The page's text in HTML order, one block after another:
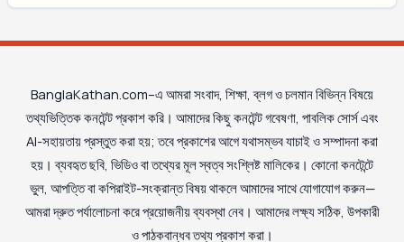
BanglaKathan.com–এ আমরা সংবাদ, শিক্ষা, ব্লগ ও চলমান বিভিন্ন বিষয়ে
তথ্যভিত্তিক কনটেন্ট প্রকাশ করি। আমাদের কিছু কনটেন্ট গবেষণা, পাবলিক সোর্স এবং
AI-সহায়তায় প্রস্তুত করা হয়; তবে প্রকাশের আগে যথাসম্ভব যাচাই ও সম্পাদনা করা
হয়। ব্যবহৃত ছবি, ভিডিও বা তথ্যের মূল স্বত্ব সংশ্লিষ্ট মালিকের। কোনো কনটেন্টে
ভুল, আপত্তি বা কপিরাইট-সংক্রান্ত বিষয় থাকলে আমাদের সাথে যোগাযোগ করুন—
আমরা দ্রুত পর্যালোচনা করে প্রয়োজনীয় ব্যবস্থা নেব। আমাদের লক্ষ্য সঠিক, উপকারী
ও পাঠকবান্ধব তথ্য প্রকাশ করা।